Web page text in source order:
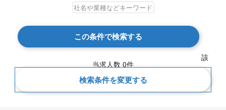
この条件で検索する
該
当求人数 0件
検索条件を変更する
新着順